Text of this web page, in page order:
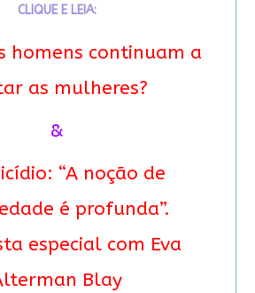
CLIQUE E LEIA:
homens continuam a
as mulheres?
&
“A noção de
é profunda”.
especial com Eva
Blay